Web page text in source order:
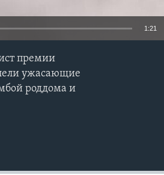
1:21
премии
ужасающие
роддома и